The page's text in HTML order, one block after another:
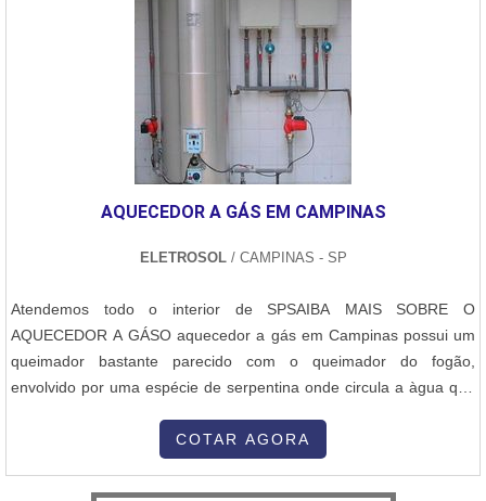
AQUECEDOR A GÁS EM CAMPINAS
ELETROSOL / CAMPINAS - SP
Atendemos todo o interior de SPSAIBA MAIS SOBRE O
AQUECEDOR A GÁSO aquecedor a gás em Campinas possui um
queimador bastante parecido com o queimador do fogão,
envolvido por uma espécie de serpentina onde circula a àgua que
automaticamente por um pressostato que possui um sensor na
o queimador. Quanto mais fria a água,...
COTAR AGORA